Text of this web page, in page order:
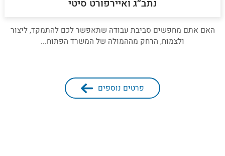
נתב״ג ואיירפורט סיטי
האם אתם מחפשים סביבת עבודה שתאפשר לכם להתמקד, ליצור
ולצמוח, הרחק מההמולה של המשרד הפתוח...
פרטים נוספים